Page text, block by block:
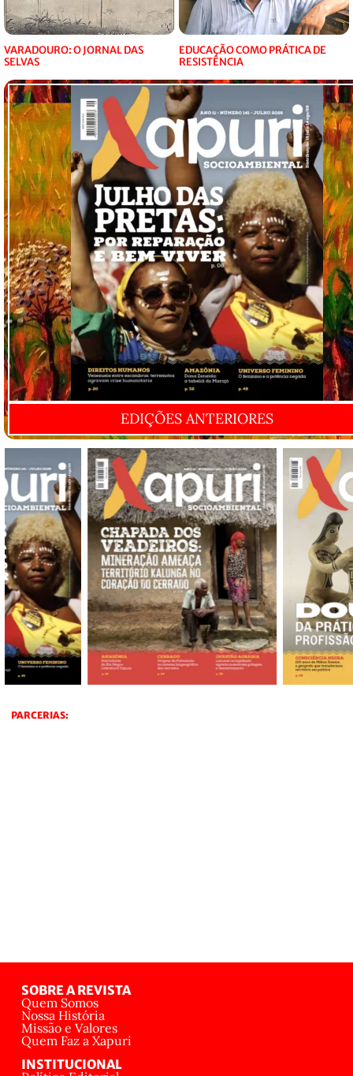
VARADOURO: O JORNAL DAS
SELVAS
EDUCAÇÃO COMO PRÁTICA DE
RESISTÊNCIA
EDIÇÕES ANTERIORES
PARCERIAS:
SOBRE A REVISTA
Quem Somos
Nossa História
Missão e Valores
Quem Faz a Xapuri
INSTITUCIONAL